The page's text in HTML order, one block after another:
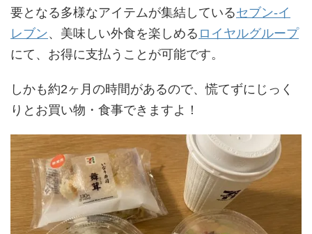
要となる多様なアイテムが集結しているセブン-イ
レブン、美味しい外食を楽しめる ロイヤルグループ
にて、お得に支払うことが可能です。
しかも約2ヶ月の時間があるので、慌てずにじっく
りとお買い物・食事できますよ！